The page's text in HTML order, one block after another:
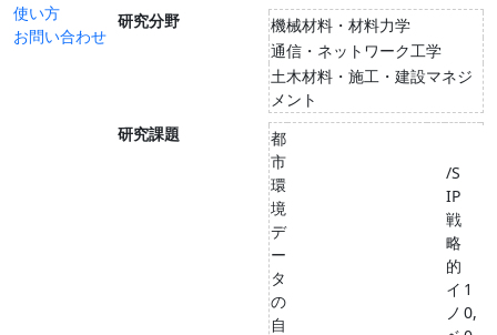
使い方
お問い合わせ
研究分野
機械材料・材料力学
通信・ネットワーク工学
土木材料・施工・建設マネジ
メント
研究課題
都
市
環
境
デ
ー
タ
の
自
/S
IP
戦
略
的
イ
ノ
1
0,